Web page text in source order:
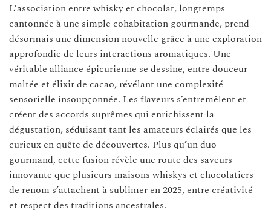
L’association entre whisky et chocolat, longtemps
cantonnée à une simple cohabitation gourmande, prend
désormais une dimension nouvelle grâce à une exploration
approfondie de leurs interactions aromatiques. Une
véritable alliance épicurienne se dessine, entre douceur
maltée et élixir de cacao, révélant une complexité
sensorielle insoupçonnée. Les flaveurs s’entremêlent et
créent des accords suprêmes qui enrichissent la
dégustation, séduisant tant les amateurs éclairés que les
curieux en quête de découvertes. Plus qu’un duo
gourmand, cette fusion révèle une route des saveurs
innovante que plusieurs maisons whiskys et chocolatiers
de renom s’attachent à sublimer en 2025, entre créativité
et respect des traditions ancestrales.